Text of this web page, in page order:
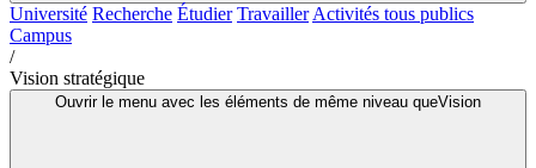
Université Recherche Étudier Travailler Activités tous publics
Campus
/
Vision stratégique
Ouvrir le menu avec les éléments de même niveau queVision